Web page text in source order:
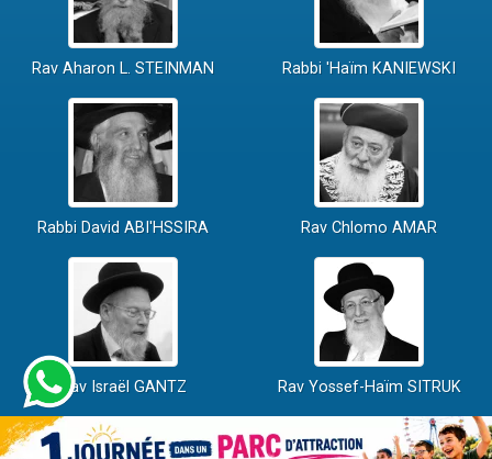
Rav Aharon L. STEINMAN Rabbi 'Haïm KANIEWSKI
Rabbi David ABI'HSSIRA Rav Chlomo AMAR
Rav Israël GANTZ Rav Yossef-Haïm SITRUK